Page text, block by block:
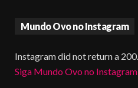
Mundo Ovo no Instagram
Instagram did not return a 200.
Siga Mundo Ovo no Instagram